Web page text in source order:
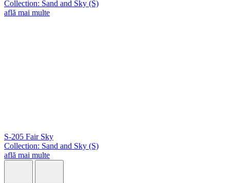
Collection: Sand and Sky (S)
află mai multe
S-205 Fair Sky
Collection: Sand and Sky (S)
află mai multe